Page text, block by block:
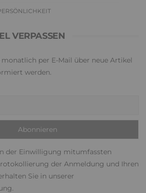
VERPASSEN
monatlich per E-Mail über neue Artikel
werden.
der Einwilligung mitumfassten
der Anmeldung und Ihren
Sie in unserer
.